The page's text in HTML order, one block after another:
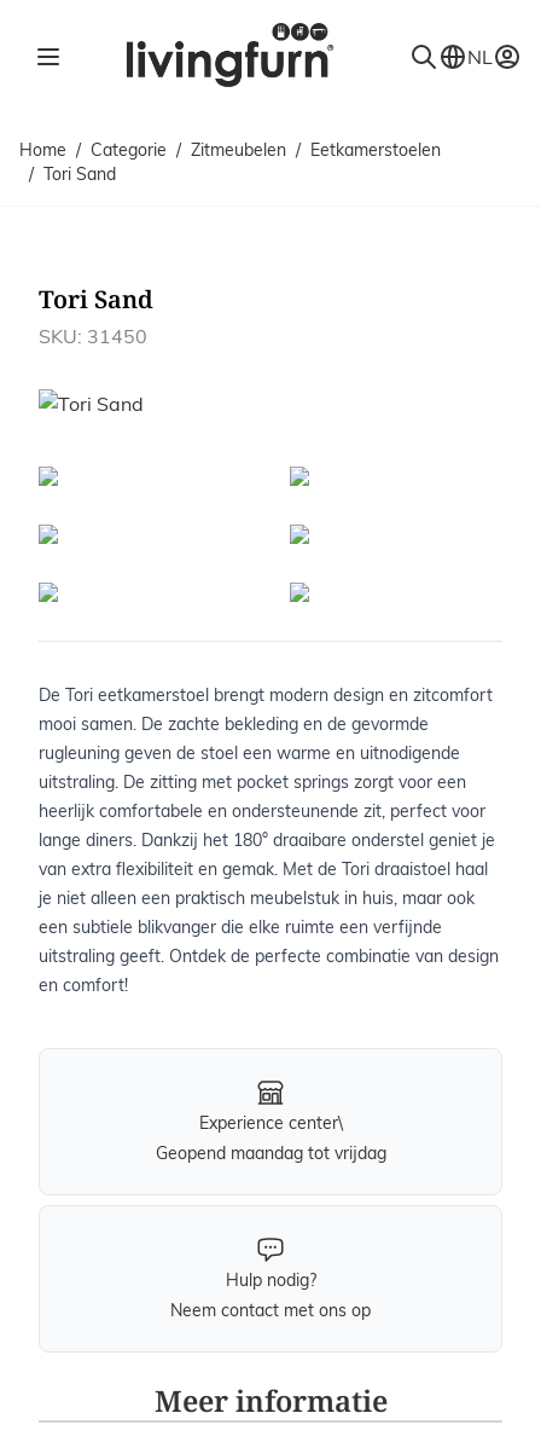
NL
Home / Categorie / Zitmeubelen / Eetkamerstoelen
/ Tori Sand
Tori Sand
SKU: 31450
Afbeeldingen
De Tori eetkamerstoel brengt modern design en zitcomfort
mooi samen. De zachte bekleding en de gevormde
rugleuning geven de stoel een warme en uitnodigende
uitstraling. De zitting met pocket springs zorgt voor een
heerlijk comfortabele en ondersteunende zit, perfect voor
lange diners. Dankzij het 180° draaibare onderstel geniet je
van extra flexibiliteit en gemak. Met de Tori draaistoel haal
je niet alleen een praktisch meubelstuk in huis, maar ook
een subtiele blikvanger die elke ruimte een verfijnde
uitstraling geeft. Ontdek de perfecte combinatie van design
en comfort!
Experience center\
Geopend maandag tot vrijdag
Hulp nodig?
Neem contact met ons op
Meer informatie